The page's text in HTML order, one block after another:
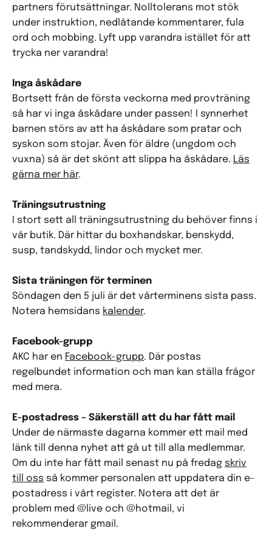
partners förutsättningar. Nolltolerans mot stök
under instruktion, nedlåtande kommentarer, fula
ord och mobbing. Lyft upp varandra istället för att
trycka ner varandra!
Inga åskådare
Bortsett från de första veckorna med provträning
så har vi inga åskådare under passen! I synnerhet
barnen störs av att ha åskådare som pratar och
syskon som stojar. Även för äldre (ungdom och
vuxna) så är det skönt att slippa ha åskådare. Läs
gärna mer här.
Träningsutrustning
I stort sett all träningsutrustning du behöver finns i
vår butik. Där hittar du boxhandskar, benskydd,
susp, tandskydd, lindor och mycket mer.
Sista träningen för terminen
Söndagen den 5 juli är det vårterminens sista pass.
Notera hemsidans kalender.
Facebook-grupp
AKC har en Facebook-grupp. Där postas
regelbundet information och man kan ställa frågor
med mera.
E-postadress – Säkerställ att du har fått mail
Under de närmaste dagarna kommer ett mail med
länk till denna nyhet att gå ut till alla medlemmar.
Om du inte har fått mail senast nu på fredag skriv
till oss så kommer personalen att uppdatera din e-
postadress i vårt register. Notera att det är
problem med @live och @hotmail, vi
rekommenderar gmail.